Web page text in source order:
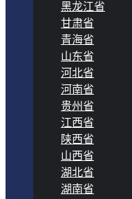
黑龙江省
甘肃省
青海省
山东省
河北省
河南省
贵州省
江西省
陕西省
山西省
湖北省
湖南省